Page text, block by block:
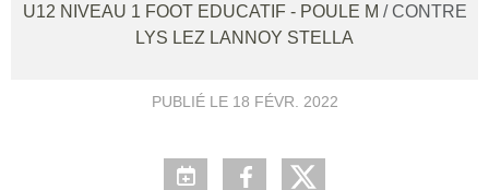
U12 NIVEAU 1 FOOT EDUCATIF - POULE M / CONTRE
LYS LEZ LANNOY STELLA
PUBLIÉ LE 18 FÉVR. 2022